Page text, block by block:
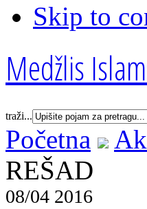
Skip to
Medžlis
traži...
Početna
REŠAD
08/04 2016